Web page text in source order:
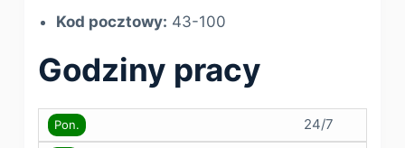
Kod pocztowy: 43-100
Godziny pracy
Pon. 24/7